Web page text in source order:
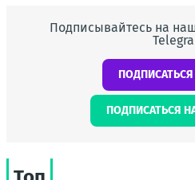
Подписывайтесь на
ПОДПИСАТЬСЯ НА